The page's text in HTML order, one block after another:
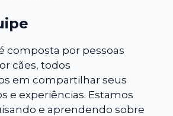
composta por pessoas
cães, todos
em compartilhar seus
e experiências. Estamos
e aprendendo sobre